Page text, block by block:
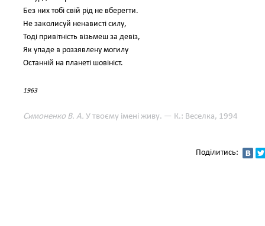
Без них тобі свій рід не вберегти.
Не заколисуй ненависті силу,
Тоді привітність візьмеш за девіз,
Як упаде в роззявлену могилу
Останній на планеті шовініст.
1963
Симоненко В. А. У твоєму імені живу. — К.: Веселка, 1994
Поділитись: